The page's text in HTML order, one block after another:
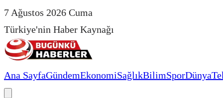
7 Ağustos 2026 Cuma
Türkiye'nin Haber Kaynağı
Ana SayfaGündemEkonomiSağlıkBilimSporDünya